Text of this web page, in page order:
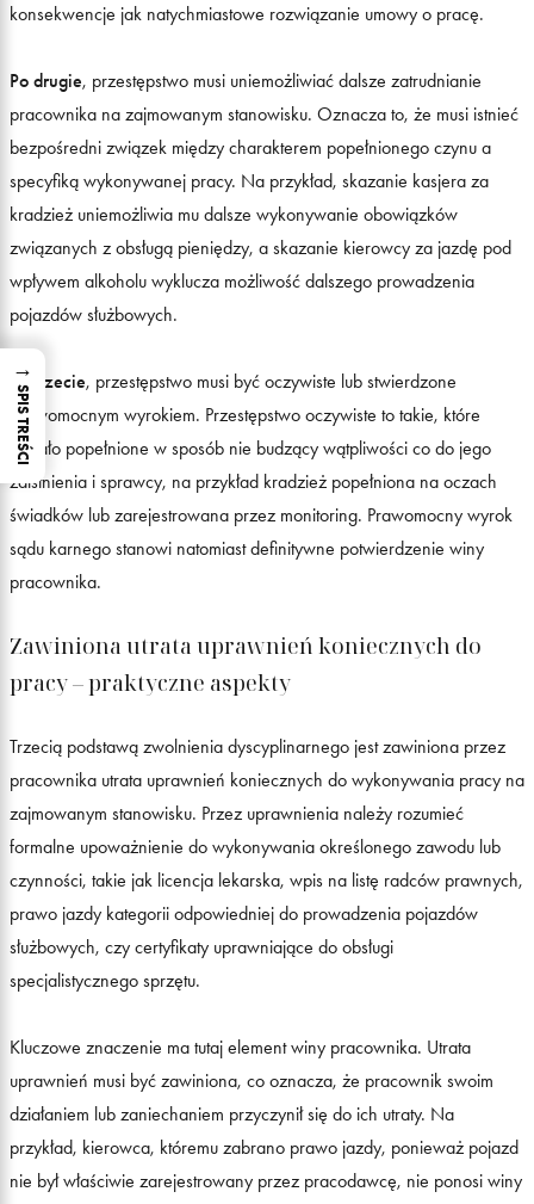
konsekwencje jak natychmiastowe rozwiązanie umowy o pracę.
Po drugie, przestępstwo musi uniemożliwiać dalsze zatrudnianie
pracownika na zajmowanym stanowisku. Oznacza to, że musi istnieć
bezpośredni związek między charakterem popełnionego czynu a
specyfiką wykonywanej pracy. Na przykład, skazanie kasjera za
kradzież uniemożliwia mu dalsze wykonywanie obowiązków
związanych z obsługą pieniędzy, a skazanie kierowcy za jazdę pod
wpływem alkoholu wyklucza możliwość dalszego prowadzenia
pojazdów służbowych.
Po trzecie, przestępstwo musi być oczywiste lub stwierdzone
prawomocnym wyrokiem. Przestępstwo oczywiste to takie, które
zostało popełnione w sposób nie budzący wątpliwości co do jego
zaistnienia i sprawcy, na przykład kradzież popełniona na oczach
świadków lub zarejestrowana przez monitoring. Prawomocny wyrok
sądu karnego stanowi natomiast definitywne potwierdzenie winy
pracownika.
Zawiniona utrata uprawnień koniecznych do
pracy – praktyczne aspekty
Trzecią podstawą zwolnienia dyscyplinarnego jest zawiniona przez
pracownika utrata uprawnień koniecznych do wykonywania pracy na
zajmowanym stanowisku. Przez uprawnienia należy rozumieć
formalne upoważnienie do wykonywania określonego zawodu lub
czynności, takie jak licencja lekarska, wpis na listę radców prawnych,
prawo jazdy kategorii odpowiedniej do prowadzenia pojazdów
służbowych, czy certyfikaty uprawniające do obsługi
specjalistycznego sprzętu.
Kluczowe znaczenie ma tutaj element winy pracownika. Utrata
uprawnień musi być zawiniona, co oznacza, że pracownik swoim
działaniem lub zaniechaniem przyczynił się do ich utraty. Na
przykład, kierowca, któremu zabrano prawo jazdy, ponieważ pojazd
nie był właściwie zarejestrowany przez pracodawcę, nie ponosi winy
→
SPIS TREŚCI